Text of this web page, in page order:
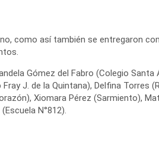
como así también se entregaron
Gómez del Fabro (Colegio Santa
J. de la Quintana), Delfina Torres
Xiomara Pérez (Sarmiento),
N°812).